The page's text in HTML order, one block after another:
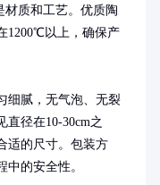
材质和工艺。优质陶
1200℃以上，确保产
细腻，无气泡、无裂
径在10-30cm之
适的尺寸。包装方
的安全性。